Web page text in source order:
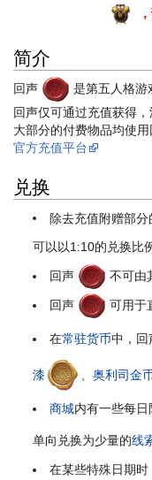
简介
回声
是第五人格游
回声仅可通过充值获得
大部分的付费物品均使用
官方充值平台
兑换
除去充值附赠部分
可以以1:10的兑换比
回声 不可由
回声 可用于
在常驻货币中，回
漆 、奥利司金
商城内有一些每
单向兑换为少量的线
在某些特殊日期